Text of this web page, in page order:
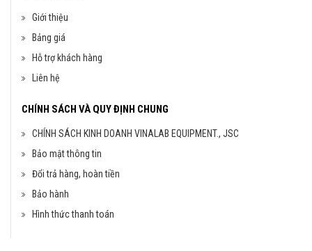
Giới thiệu
Bảng giá
Hỗ trợ khách hàng
Liên hệ
CHÍNH SÁCH VÀ QUY ĐỊNH CHUNG
CHÍNH SÁCH KINH DOANH VINALAB EQUIPMENT., JSC
Bảo mật thông tin
Đổi trả hàng, hoàn tiền
Bảo hành
Hình thức thanh toán